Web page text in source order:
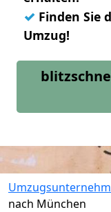
✓ Finden Sie
Umzug!
nach München